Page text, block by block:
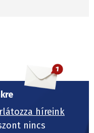
híreink
nincs